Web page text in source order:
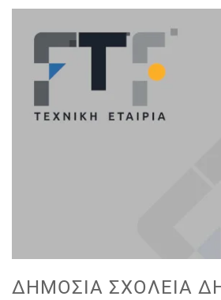
ΔΗΜΌΣΙΑ ΣΧΟΛΕΊΑ